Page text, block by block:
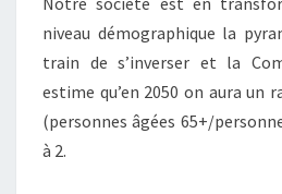
niveau démographique la
train de s’inverser et la
estime qu’en 2050 on aura un
(personnes âgées 65+/
à 2.